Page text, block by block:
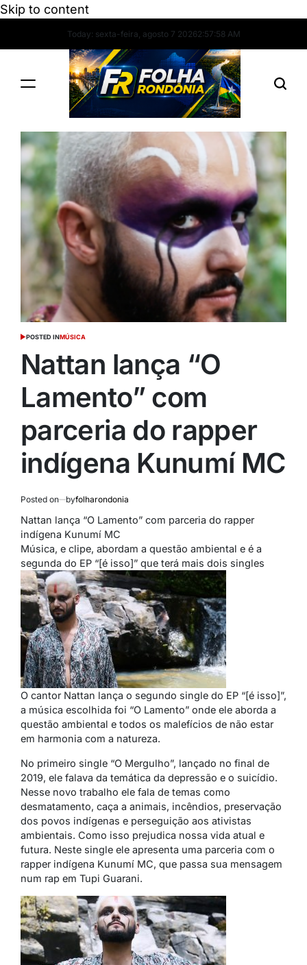
Skip to content
Today: sexta-feira, agosto 7 20262:57:59 AM
POSTED INMÚSICA
Nattan lança “O
Lamento” com
parceria do rapper
indígena Kunumí MC
Posted on byfolharondonia
Nattan lança “O Lamento” com parceria do rapper
indígena Kunumí MC
Música, e clipe, abordam a questão ambiental e é a
segunda do EP “[é isso]” que terá mais dois singles
O cantor Nattan lança o segundo single do EP “[é isso]”,
a música escolhida foi “O Lamento” onde ele aborda a
questão ambiental e todos os malefícios de não estar
em harmonia com a natureza.
No primeiro single “O Mergulho”, lançado no final de
2019, ele falava da temática da depressão e o suicídio.
Nesse novo trabalho ele fala de temas como
desmatamento, caça a animais, incêndios, preservação
dos povos indígenas e perseguição aos ativistas
ambientais. Como isso prejudica nossa vida atual e
futura. Neste single ele apresenta uma parceria com o
rapper indígena Kunumí MC, que passa sua mensagem
num rap em Tupi Guarani.